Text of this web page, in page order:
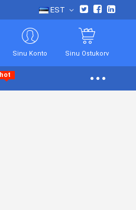
EST
Sinu Konto Sinu Ostukorv
hot